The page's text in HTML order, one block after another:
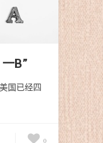
B”
国已经四
0